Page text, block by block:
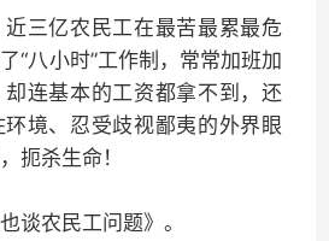
三亿农民工在最苦最累最危
“八小时”工作制，常常加班加
连基本的工资都拿不到，还
境、忍受歧视鄙夷的外界眼
扼杀生命！
谈农民工问题》。